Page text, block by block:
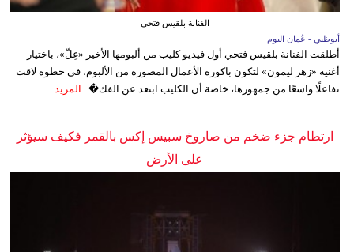
الفنانة بلقيس فتحي
أبوظبي - عُمان اليوم
أطلقت الفنانة بلقيس فتحي أول فيديو كليب من ألبومها الأخير «غِلّ»، باختيار
أغنية «زهر ليمون» لتكون باكورة الأعمال المصورة من الألبوم، في خطوة لاقت
تفاعلًا واسعًا من جمهورها، خاصة أن الكليب ابتعد عن الفك�... المزيد
ارتطام جزء ضخم من صاروخ سبيس إكس بالقمر فكيف سيؤثر
على الأرض